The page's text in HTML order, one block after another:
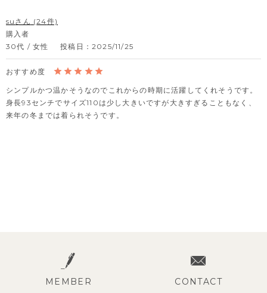
su
24
購入者
30代
女性 投稿日 2025/11/25
シンプルかつ温かそうなのでこれからの時期に活躍してくれそうです。
身長93センチでサイズ110は少し大きいですが大きすぎることもなく、
来年の冬までは着られそうです。
MEMBER CONTACT